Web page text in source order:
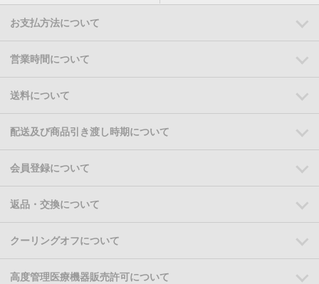
お支払方法について
営業時間について
送料について
配送及び商品引き渡し時期について
会員登録について
返品・交換について
クーリングオフについて
高度管理医療機器販売許可について